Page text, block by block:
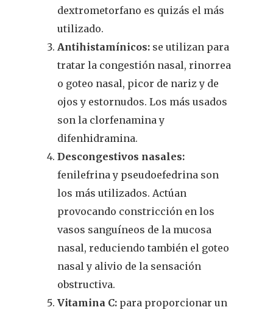
dextrometorfano es quizás el más
utilizado.
Antihistamínicos: se utilizan para
tratar la congestión nasal, rinorrea
o goteo nasal, picor de nariz y de
ojos y estornudos. Los más usados
son la clorfenamina y
difenhidramina.
Descongestivos nasales:
fenilefrina y pseudoefedrina son
los más utilizados. Actúan
provocando constricción en los
vasos sanguíneos de la mucosa
nasal, reduciendo también el goteo
nasal y alivio de la sensación
obstructiva.
Vitamina C: para proporcionar un